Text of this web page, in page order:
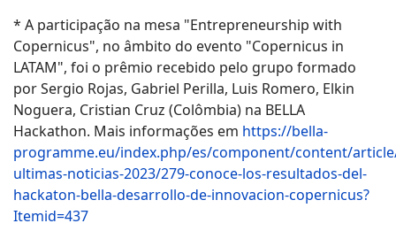
* A participação na mesa "Entrepreneurship with
Copernicus", no âmbito do evento "Copernicus in
LATAM", foi o prêmio recebido pelo grupo formado
por Sergio Rojas, Gabriel Perilla, Luis Romero, Elkin
Noguera, Cristian Cruz (Colômbia) na BELLA
Hackathon. Mais informações em https://bella-
programme.eu/index.php/es/component/content/
ultimas-noticias-2023/279-conoce-los-resultados-del-
hackaton-bella-desarrollo-de-innovacion-copernicus?
Itemid=437